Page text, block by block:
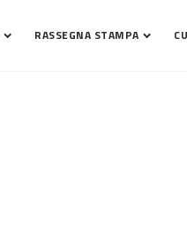
RASSEGNA STAMPA